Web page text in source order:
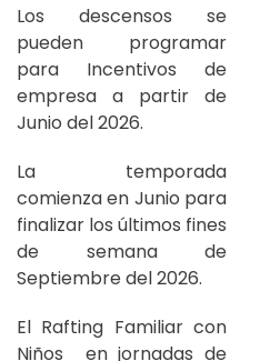
Los descensos se
pueden programar
para Incentivos de
empresa a partir de
Junio del 2026.
La temporada
comienza en Junio para
finalizar los últimos fines
de semana de
Septiembre del 2026.
El Rafting Familiar con
Niños en jornadas de